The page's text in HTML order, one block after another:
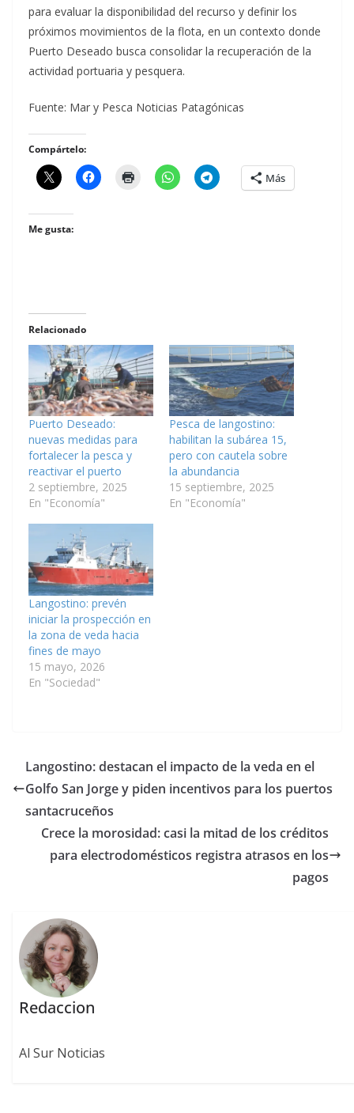
para evaluar la disponibilidad del recurso y definir los
próximos movimientos de la flota, en un contexto donde
Puerto Deseado busca consolidar la recuperación de la
actividad portuaria y pesquera.
Fuente: Mar y Pesca Noticias Patagónicas
Compártelo:
Más
Me gusta:
Relacionado
Puerto Deseado:
nuevas medidas para
fortalecer la pesca y
reactivar el puerto
2 septiembre, 2025
En "Economía"
Pesca de langostino:
habilitan la subárea 15,
pero con cautela sobre
la abundancia
15 septiembre, 2025
En "Economía"
Langostino: prevén
iniciar la prospección en
la zona de veda hacia
fines de mayo
15 mayo, 2026
En "Sociedad"
Langostino: destacan el impacto de la veda en el
Golfo San Jorge y piden incentivos para los puertos
santacruceños
Crece la morosidad: casi la mitad de los créditos
para electrodomésticos registra atrasos en los
pagos
Redaccion
Al Sur Noticias